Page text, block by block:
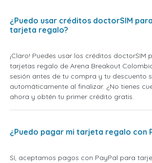
¿Puedo usar créditos doctorSIM
tarjeta regalo?
¡Claro! Puedes usar los créditos doctorSIM
tarjetas regalo de Arena Breakout
sesión antes de tu compra y tu descuento
automáticamente al finalizar. ¿No tienes
ahora y obtén tu primer crédito gratis.
¿Puedo pagar mi tarjeta regalo con
Sí, aceptamos pagos con PayPal para